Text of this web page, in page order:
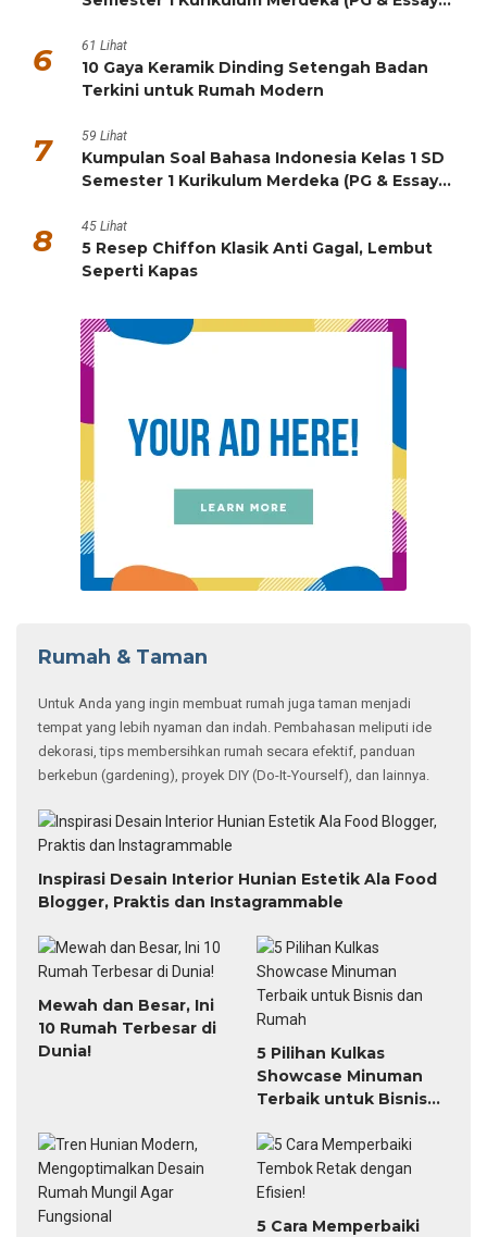
6 61 Lihat
10 Gaya Keramik Dinding Setengah Badan
Terkini untuk Rumah Modern
7 59 Lihat
Kumpulan Soal Bahasa Indonesia Kelas 1 SD
Semester 1 Kurikulum Merdeka (PG & Essay
8 45 Lihat
5 Resep Chiffon Klasik Anti Gagal, Lembut
Seperti Kapas
Rumah & Taman
Untuk Anda yang ingin membuat rumah juga taman menjadi
tempat yang lebih nyaman dan indah. Pembahasan meliputi ide
dekorasi, tips membersihkan rumah secara efektif, panduan
berkebun (gardening), proyek DIY (Do-It-Yourself), dan lainnya.
Inspirasi Desain Interior Hunian Estetik Ala Food
Blogger, Praktis dan Instagrammable
Mewah dan Besar, Ini
10 Rumah Terbesar di
Dunia!
5 Pilihan Kulkas
Showcase Minuman
Terbaik untuk Bisnis
5 Cara Memperbaiki